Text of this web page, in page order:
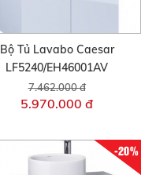
Bộ Tủ Lavabo Caesar
LF5240/EH46001AV
7.462.000 đ
5.970.000 đ
-20%